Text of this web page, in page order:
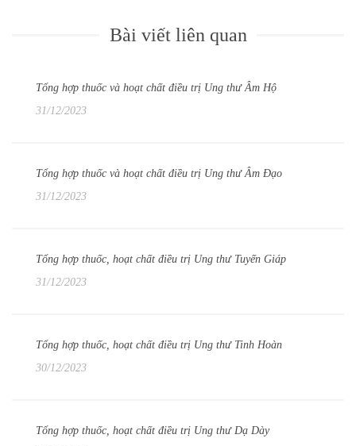
Bài viết liên quan
Tổng hợp thuốc và hoạt chất điều trị Ung thư Âm Hộ
31/12/2023
Tổng hợp thuốc và hoạt chất điều trị Ung thư Âm Đạo
31/12/2023
Tổng hợp thuốc, hoạt chất điều trị Ung thư Tuyến Giáp
31/12/2023
Tổng hợp thuốc, hoạt chất điều trị Ung thư Tinh Hoàn
30/12/2023
Tổng hợp thuốc, hoạt chất điều trị Ung thư Dạ Dày